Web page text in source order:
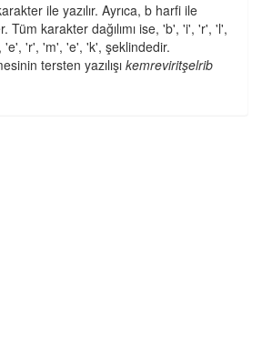
ile yazılır. Ayrıca, b harfi ile
Tüm karakter dağılımı ise, 'b', 'i', 'r', 'l',
'r', 'm', 'e', 'k', şeklindedir.
tersten yazılışı kemreviritşelrib